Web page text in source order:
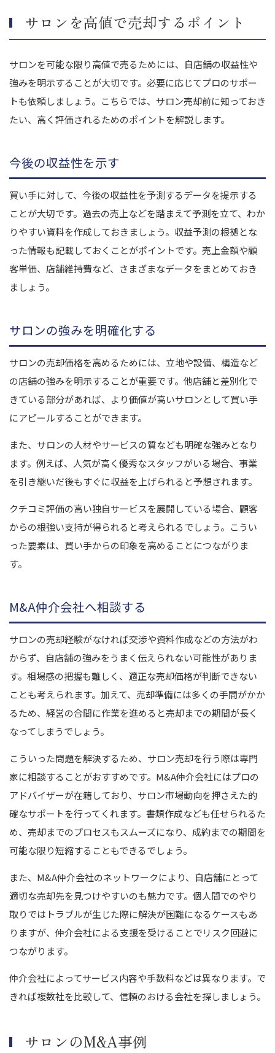
サロンを高値で売却するポイント
サロンを可能な限り高値で売るためには、自店舗の収益性や
強みを明示することが大切です。必要に応じてプロのサポー
トも依頼しましょう。こちらでは、サロン売却前に知っておき
たい、高く評価されるためのポイントを解説します。
今後の収益性を示す
買い手に対して、今後の収益性を予測するデータを提示する
ことが大切です。過去の売上などを踏まえて予測を立て、わか
りやすい資料を作成しておきましょう。収益予測の根拠とな
った情報も記載しておくことがポイントです。売上金額や顧
客単価、店舗維持費など、さまざまなデータをまとめておき
ましょう。
サロンの強みを明確化する
サロンの売却価格を高めるためには、立地や設備、構造など
の店舗の強みを明示することが重要です。他店舗と差別化で
きている部分があれば、より価値が高いサロンとして買い手
にアピールすることができます。
また、サロンの人材やサービスの質なども明確な強みとなり
ます。例えば、人気が高く優秀なスタッフがいる場合、事業
を引き継いだ後もすぐに収益を上げられると予想されます。
クチコミ評価の高い独自サービスを展開している場合、顧客
からの根強い支持が得られると考えられるでしょう。こうい
った要素は、買い手からの印象を高めることにつながりま
す。
M&A仲介会社へ相談する
サロンの売却経験がなければ交渉や資料作成などの方法がわ
からず、自店舗の強みをうまく伝えられない可能性がありま
す。相場感の把握も難しく、適正な売却価格が判断できない
ことも考えられます。加えて、売却準備には多くの手間がかか
るため、経営の合間に作業を進めると売却までの期間が長く
なってしまうでしょう。
こういった問題を解決するため、サロン売却を行う際は専門
家に相談することがおすすめです。M&A仲介会社にはプロの
アドバイザーが在籍しており、サロン市場動向を押さえた的
確なサポートを行ってくれます。書類作成なども任せられるた
め、売却までのプロセスもスムーズになり、成約までの期間を
可能な限り短縮することもできるでしょう。
また、M&A仲介会社のネットワークにより、自店舗にとって
適切な売却先を見つけやすいのも魅力です。個人間でのやり
取りではトラブルが生じた際に解決が困難になるケースもあ
りますが、仲介会社による支援を受けることでリスク回避に
つながります。
仲介会社によってサービス内容や手数料などは異なります。で
きれば複数社を比較して、信頼のおける会社を探しましょう。
サロンのM&A事例